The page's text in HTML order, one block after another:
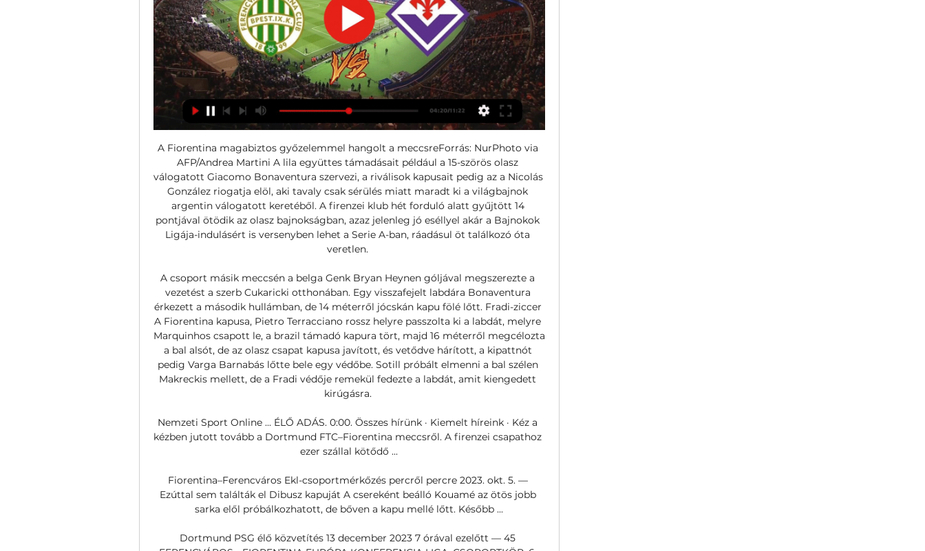
A Fiorentina magabiztos győzelemmel hangolt a meccsreForrás: NurPhoto via
AFP/Andrea Martini A lila együttes támadásait például a 15-szörös olasz
válogatott Giacomo Bonaventura szervezi, a riválisok kapusait pedig az a Nicolás
González riogatja elöl, aki tavaly csak sérülés miatt maradt ki a világbajnok
argentin válogatott keretéből. A firenzei klub hét forduló alatt gyűjtött 14
pontjával ötödik az olasz bajnokságban, azaz jelenleg jó eséllyel akár a Bajnokok
Ligája-indulásért is versenyben lehet a Serie A-ban, ráadásul öt találkozó óta
veretlen.
A csoport másik meccsén a belga Genk Bryan Heynen góljával megszerezte a
vezetést a szerb Cukaricki otthonában. Egy visszafejelt labdára Bonaventura
érkezett a második hullámban, de 14 méterről jócskán kapu fölé lőtt. Fradi-ziccer
A Fiorentina kapusa, Pietro Terracciano rossz helyre passzolta ki a labdát, melyre
Marquinhos csapott le, a brazil támadó kapura tört, majd 16 méterről megcélozta
a bal alsót, de az olasz csapat kapusa javított, és vetődve hárított, a kipattnót
pedig Varga Barnabás lőtte bele egy védőbe. Sotill próbált elmenni a bal szélen
Makreckis mellett, de a Fradi védője remekül fedezte a labdát, amit kiengedett
kirúgásra.
Nemzeti Sport Online ... ÉLŐ ADÁS. 0:00. Összes hírünk · Kiemelt híreink · Kéz a
kézben jutott tovább a Dortmund FTC–Fiorentina meccsről. A firenzei csapathoz
ezer szállal kötődő ...
Fiorentina–Ferencváros Ekl-csoportmérkőzés percről percre 2023. okt. 5. —
Ezúttal sem találták el Dibusz kapuját A csereként beálló Kouamé az ötös jobb
sarka elől próbálkozhatott, de bőven a kapu mellé lőtt. Később ...
Dortmund PSG élő közvetítés 13 december 2023 7 órával ezelőtt — 45